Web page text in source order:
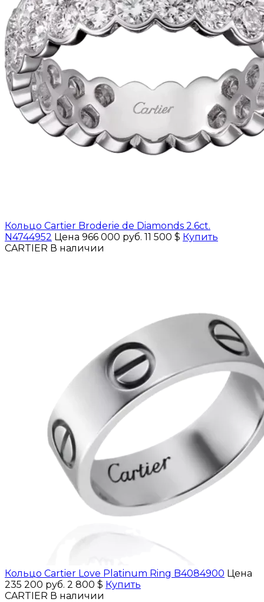
Кольцо Cartier Broderie de Diamonds 2.6ct.
N4744952 Цена 966 000 руб. 11 500 $ Купить
CARTIER В наличии
Кольцо Cartier Love Platinum Ring B4084900 Цена
235 200 руб. 2 800 $ Купить
CARTIER В наличии